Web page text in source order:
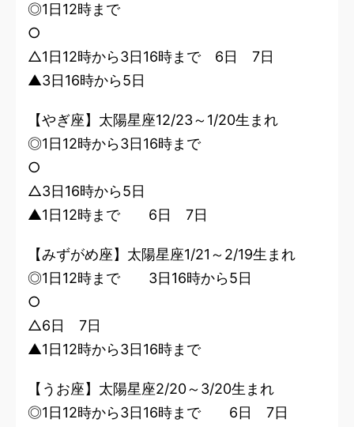
◎1日12時まで
○
△1日12時から3日16時まで 6日 7日
▲3日16時から5日
【やぎ座】太陽星座12/23～1/20生まれ
◎1日12時から3日16時まで
○
△3日16時から5日
▲1日12時まで 6日 7日
【みずがめ座】太陽星座1/21～2/19生まれ
◎1日12時まで 3日16時から5日
○
△6日 7日
▲1日12時から3日16時まで
【うお座】太陽星座2/20～3/20生まれ
◎1日12時から3日16時まで 6日 7日